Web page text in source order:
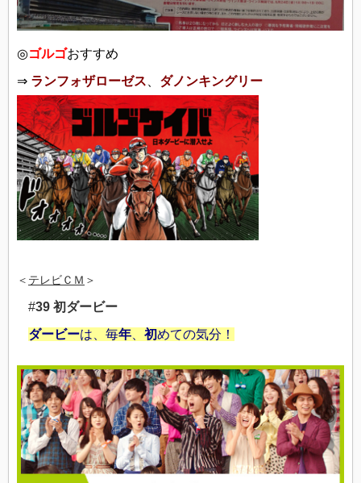
◎ゴルゴおすすめ
⇒ ランフォザローゼス ダノンキングリー
＜ テレビＣＭ ＞
#39 初ダービー
ダービーは、毎年 初めての気分！